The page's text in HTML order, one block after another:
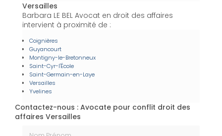
Versailles
Barbara LE BEL Avocat en droit des affaires
intervient à proximité de :
Coignières
Guyancourt
Montigny-le-Bretonneux
Saint-Cyr-l'École
Saint-Germain-en-Laye
Versailles
Yvelines
Contactez-nous : Avocate pour conflit droit des
affaires Versailles